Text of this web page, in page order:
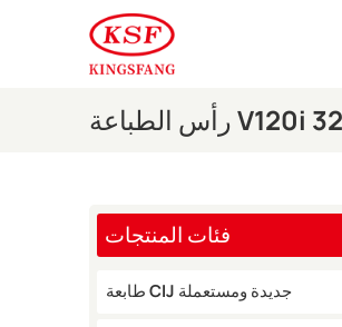
فئات المنتجات
طابعة CIJ جديدة ومستعملة